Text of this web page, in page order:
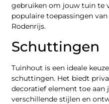
gebruiken om jouw tuin te
populaire toepassingen
Rodenrijs.
Schuttingen
Tuinhout is een ideale
schuttingen. Het biedt
decoratief element toe aan
verschillende stijlen en